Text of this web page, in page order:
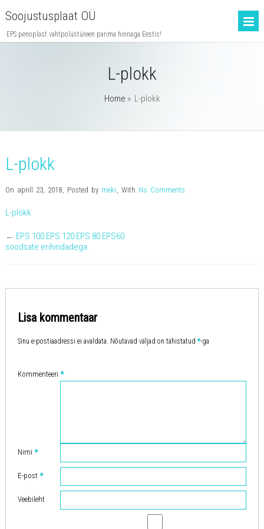
Soojustusplaat OÜ
EPS penoplast vahtpolüstüreen parima hinnaga Eestis!
L-plokk
Home » L-plokk
L-plokk
On aprill 23, 2018, Posted by meki , With No Comments
L-plokk
← EPS 100 EPS 120 EPS 80 EPS60
soodsate erihindadega.
Lisa kommentaar
Sinu e-postiaadressi ei avaldata. Nõutavad väljad on tähistatud *-ga
Kommenteeri *
Nimi *
E-post *
Veebileht